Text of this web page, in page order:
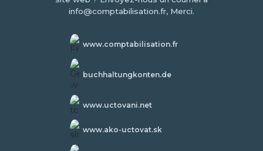
info@comptabilisation.fr, Merci.
www.comptabilisation.fr
buchhaltungkonten.de
www.uctovani.net
www.ako-uctovat.sk